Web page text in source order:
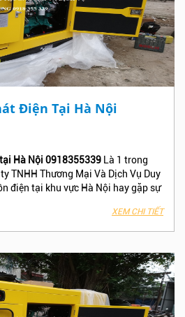
Điện Tại Hà Nội
Hà Nội 0918355339 Là 1 trong
TNHH Thương Mại Và Dịch Vụ Duy
điện tại khu vực Hà Nội hay gặp sự
việc , Phân xưởng – Nhà máy, Công
văn phòng của bạn, Hãy nhấc
và dịch vụ tốt nhất tại Hà Nội!
XEM CHI TIẾT